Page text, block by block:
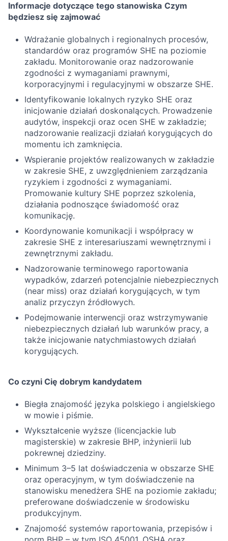
Informacje dotyczące tego stanowiska Czym
będziesz się zajmować
Wdrażanie globalnych i regionalnych procesów,
standardów oraz programów SHE na poziomie
zakładu. Monitorowanie oraz nadzorowanie
zgodności z wymaganiami prawnymi,
korporacyjnymi i regulacyjnymi w obszarze SHE.
Identyfikowanie lokalnych ryzyko SHE oraz
inicjowanie działań doskonalących. Prowadzenie
audytów, inspekcji oraz ocen SHE w zakładzie;
nadzorowanie realizacji działań korygujących do
momentu ich zamknięcia.
Wspieranie projektów realizowanych w zakładzie
w zakresie SHE, z uwzględnieniem zarządzania
ryzykiem i zgodności z wymaganiami.
Promowanie kultury SHE poprzez szkolenia,
działania podnoszące świadomość oraz
komunikację.
Koordynowanie komunikacji i współpracy w
zakresie SHE z interesariuszami wewnętrznymi i
zewnętrznymi zakładu.
Nadzorowanie terminowego raportowania
wypadków, zdarzeń potencjalnie niebezpiecznych
(near miss) oraz działań korygujących, w tym
analiz przyczyn źródłowych.
Podejmowanie interwencji oraz wstrzymywanie
niebezpiecznych działań lub warunków pracy, a
także inicjowanie natychmiastowych działań
korygujących.
Co czyni Cię dobrym kandydatem
Biegła znajomość języka polskiego i angielskiego
w mowie i piśmie.
Wykształcenie wyższe (licencjackie lub
magisterskie) w zakresie BHP, inżynierii lub
pokrewnej dziedziny.
Minimum 3–5 lat doświadczenia w obszarze SHE
oraz operacyjnym, w tym doświadczenie na
stanowisku menedżera SHE na poziomie zakładu;
preferowane doświadczenie w środowisku
produkcyjnym.
Znajomość systemów raportowania, przepisów i